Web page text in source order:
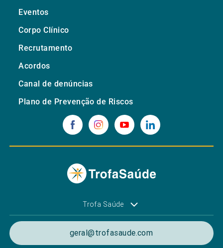
Eventos
Corpo Clínico
Recrutamento
Acordos
Canal de denúncias
Plano de Prevenção de Riscos
Trofa Saúde
geral@trofasaude.com